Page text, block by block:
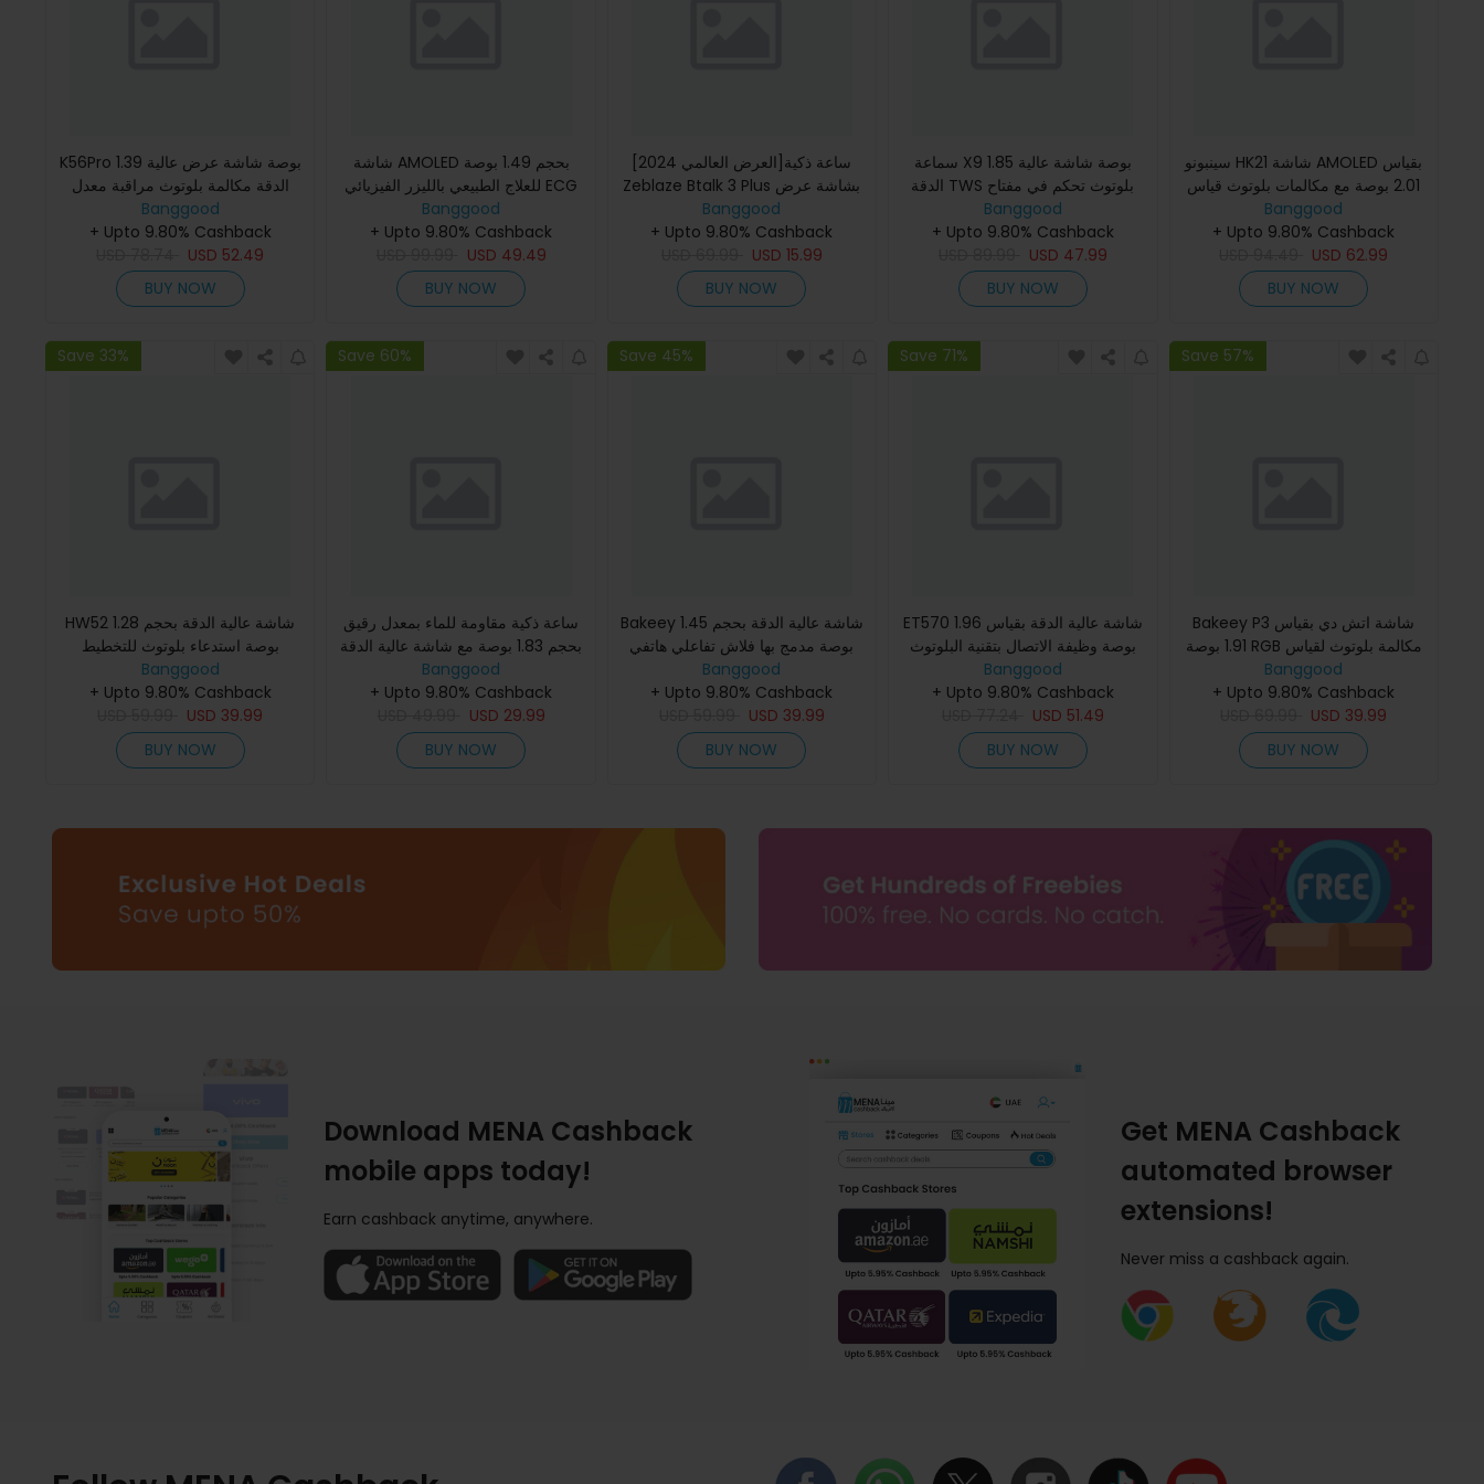
K56Pro 1.39 بوصة شاشة عرض عالية
الدقة مكالمة بلوتوث مراقبة معدل
ضربات القلب وضغط الدم ومراقبة
تشبع الأكسجين في الدم مراق
Banggood
+ Upto 9.80% Cashback
USD 52.49
BUY NOW
شاشة AMOLED بحجم 1.49 بوصة
للعلاج الطبيعي بالليزر الفيزيائي ECG
ضغط الدم مراقب الأوكسجين
Banggood
+ Upto 9.80% Cashback
USD 49.49
BUY NOW
Zeblaze Btalk 3 Plus بشاشة عرض
اللياقة البدنية وإجرا
Banggood
+ Upto 9.80% Cashback
USD 15.99
BUY NOW
سماعة X9 1.85 بوصة شاشة عالية
الدقة TWS بلوتوث تحكم في مفتاح
المكالمة تحكم في مراقبة ضربات
القلب ونسبة الأوكسجين في الدم
Banggood
+ Upto 9.80% Cashback
USD 47.99
BUY NOW
سينبونو HK21 شاشة AMOLED بقياس
2.01 بوصة مع مكالمات بلوتوث قياس
معدل ضربات القلب وضغط الدم
ومراقبة نسبة الأكسجين وقياس ا
Banggood
+ Upto 9.80% Cashback
USD 62.99
BUY NOW
Save 33%
HW52 شاشة عالية الدقة بحجم 1.28
بوصة استدعاء بلوتوث للتخطيط
الكهربائي للقلب+PPG اختبار الجلوكوز
في الدم غير الغازي المضغ
Banggood
+ Upto 9.80% Cashback
USD 39.99
BUY NOW
Save 60%
ساعة ذكية مقاومة للماء بمعدل رقيق
بحجم 1.83 بوصة مع شاشة عالية الدقة
وميزات عديدة مثل الاتصال من خلال
البلوتوث ومراقبة م
Banggood
+ Upto 9.80% Cashback
USD 29.99
BUY NOW
Save 45%
Bakeey شاشة عالية الدقة بحجم 1.45
بوصة مدمج بها فلاش تفاعلي هاتفي
عبر البلوتوث مراقبة ضغط الدم
ونبضات القلب ومستويات الأ
Banggood
+ Upto 9.80% Cashback
USD 39.99
BUY NOW
Save 71%
ET570 شاشة عالية الدقة بقياس 1.96
بوصة وظيفة الاتصال بتقنية البلوتوث
القلب ومراقبة الأوكسج
Banggood
+ Upto 9.80% Cashback
USD 51.49
BUY NOW
Save 57%
Bakeey P3 شاشة اتش دي بقياس
1.91 بوصة RGB مكالمة بلوتوث لقياس
معدل ضربات القلب وضغط الدم
ومراقبة نسبة الأكسجين في الدم و
Banggood
+ Upto 9.80% Cashback
USD 39.99
BUY NOW
Download MENA Cashback
mobile apps today!
Earn cashback anytime, anywhere.
Get MENA Cashback
automated browser
extensions!
Never miss a cashback again.